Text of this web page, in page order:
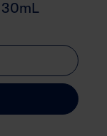
30mL